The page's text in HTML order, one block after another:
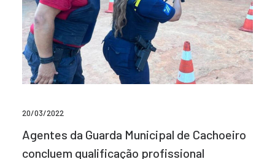
20/03/2022
Agentes da Guarda Municipal de Cachoeiro
concluem qualificação profissional